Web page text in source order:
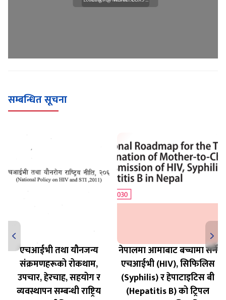
सम्बन्धित सूचना
एचआईभी तथा यौनजन्य
संक्रमणहरूको रोकथाम,
उपचार, हेरचाह, सहयोग र
व्यवस्थापन सम्बन्धी राष्ट्रिय
नेपालमा आमाबाट बच्चामा सर्ने
एचआईभी (HIV), सिफिलिस
(Syphilis) र हेपाटाइटिस बी
(Hepatitis B) को ट्रिपल